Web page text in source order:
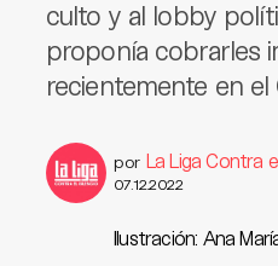
culto y al lobby
proponía cobrarles
recientemente en el
por La Liga Contra
07.12.2022
Ilustración: Ana